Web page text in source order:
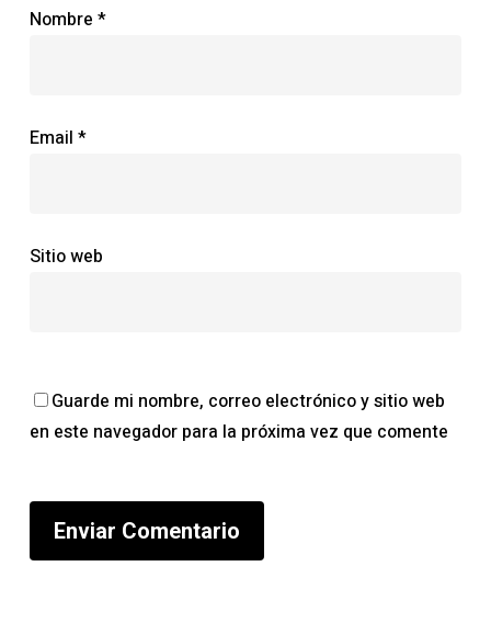
Nombre *
Email *
Sitio web
Guarde mi nombre, correo electrónico y sitio web
en este navegador para la próxima vez que comente